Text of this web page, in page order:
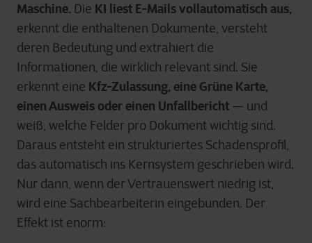
Maschine. Die KI liest E-Mails vollautomatisch aus,
erkennt die enthaltenen Dokumente, versteht
deren Bedeutung und extrahiert die
Informationen, die wirklich relevant sind. Sie
erkennt eine Kfz-Zulassung, eine Grüne Karte,
einen Ausweis oder einen Unfallbericht — und
weiß, welche Felder pro Dokument wichtig sind.
Daraus entsteht ein strukturiertes Schadensprofil,
das automatisch ins Kernsystem geschrieben wird.
Nur dann, wenn der Vertrauenswert niedrig ist,
wird eine Sachbearbeiterin eingebunden. Der
Effekt ist enorm: